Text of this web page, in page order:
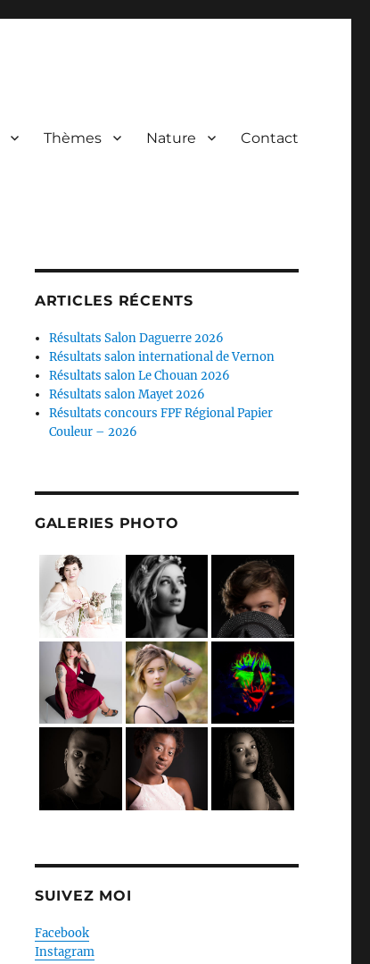
Thèmes Nature Contact
ARTICLES RÉCENTS
Résultats Salon Daguerre 2026
Résultats salon international de Vernon
Résultats salon Le Chouan 2026
Résultats salon Mayet 2026
Résultats concours FPF Régional Papier
Couleur – 2026
GALERIES PHOTO
SUIVEZ MOI
Facebook
Instagram